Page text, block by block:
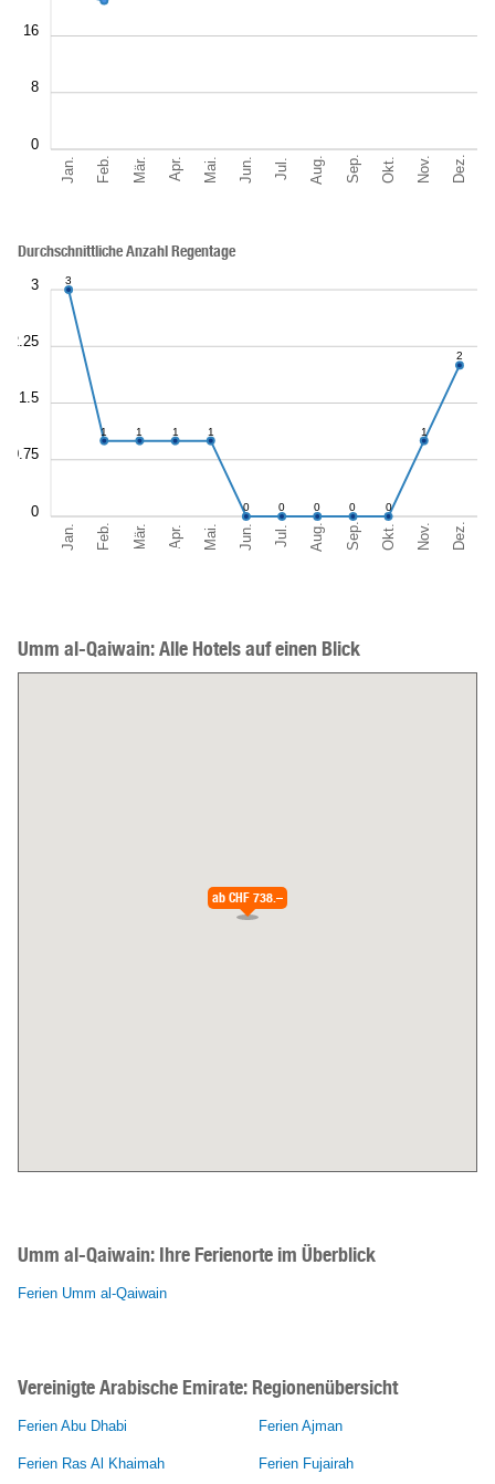
Jan. Feb. Mär. Apr. Mai. Jun. Jul. Aug. Sep. Okt. Nov. Dez.
0
8
16
Jan. Feb. Mär. Apr. Mai. Jun. Jul. Aug. Sep. Okt. Nov. Dez.
0
0.75
1.5
2.25
3
Durchschnittliche Anzahl Regentage
3
1 1 1 1
0 0 0 0 0
1
2
Umm al-Qaiwain: Alle Hotels auf einen Blick
ab CHF 738.–
Umm al-Qaiwain: Ihre Ferienorte im Überblick
Ferien Umm al-Qaiwain
Vereinigte Arabische Emirate: Regionenübersicht
Ferien Abu Dhabi Ferien Ajman
Ferien Ras Al Khaimah Ferien Fujairah